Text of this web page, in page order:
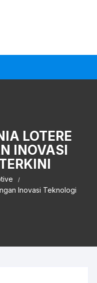
LOTERE
INOVASI
Inovasi Teknologi